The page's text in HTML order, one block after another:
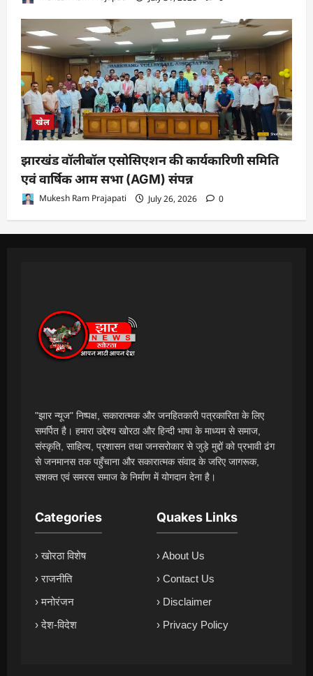
खेल
झारखंड वॉलीबॉल एसोसिएशन की कार्यकारिणी समिति
एवं वार्षिक आम सभा (AGM) संपन्न
Mukesh Ram Prajapati July 26, 2026 0
"झार न्यूज" निष्पक्ष, सकारात्मक और जनहितकारी पत्रकारिता के लिए
समर्पित है। हमारा उद्देश्य खोरठा और हिन्दी भाषा के माध्यम से समाज,
संस्कृति, साहित्य, प्रशासन तथा जनसरोकार से जुड़े मुद्दों को प्रभावी ढंग
से जनमानस तक पहुँचाना और सकारात्मक संवाद के जरिए जागरूक,
सशक्त एवं समरस समाज के निर्माण में योगदान देना है।
Categories
› खोरठा विशेष
› राजनीति
› मनोरंजन
› देश-विदेश
Quakes Links
› About Us
› Contact Us
› Disclaimer
› Privacy Policy